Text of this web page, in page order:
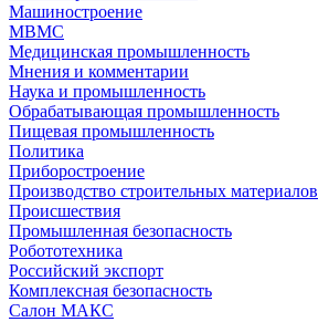
Машиностроение
МВМС
Медицинская промышленность
Мнения и комментарии
Наука и промышленность
Обрабатывающая промышленность
Пищевая промышленность
Политика
Приборостроение
Производство строительных материалов
Происшествия
Промышленная безопасность
Робототехника
Российский экспорт
Комплексная безопасность
Салон МАКС